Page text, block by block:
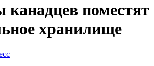
поместят
хранилище